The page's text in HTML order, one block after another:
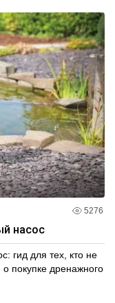
5276
насос
гид для тех, кто не
покупке дренажного